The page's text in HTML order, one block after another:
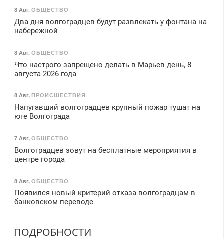
8 Авг, ОБЩЕСТВО
Два дня волгоградцев будут развлекать у фонтана на
набережной
8 Авг, ОБЩЕСТВО
Что настрого запрещено делать в Марьев день, 8
августа 2026 года
8 Авг, ПРОИСШЕСТВИЯ
Напугавший волгоградцев крупный пожар тушат на
юге Волгограда
7 Авг, ОБЩЕСТВО
Волгоградцев зовут на бесплатные мероприятия в
центре города
8 Авг, ОБЩЕСТВО
Появился новый критерий отказа волгоградцам в
банковском переводе
ПОДРОБНОСТИ